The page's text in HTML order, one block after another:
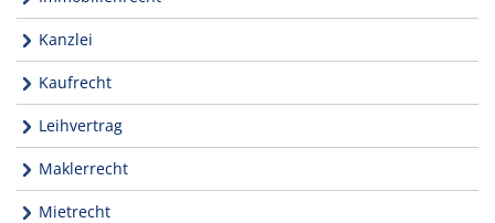
Kanzlei
Kaufrecht
Leihvertrag
Maklerrecht
Mietrecht